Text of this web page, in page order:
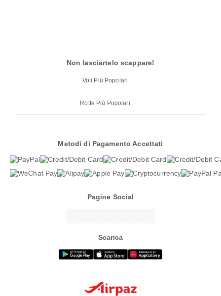
Non lasciartelo scappare!
Voli Più Popolari
Rotte Più Popolari
Metodi di Pagamento Accettati
Pagine Social
Scarica